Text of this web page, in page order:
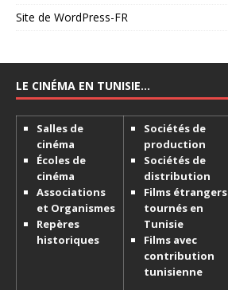
Site de WordPress-FR
LE CINÉMA EN TUNISIE…
Salles de
cinéma
Écoles de
cinéma
Associations
et Organismes
Repères
historiques
Sociétés de
production
Sociétés de
distribution
Films étrangers
tournés en
Tunisie
Films avec
contribution
tunisienne